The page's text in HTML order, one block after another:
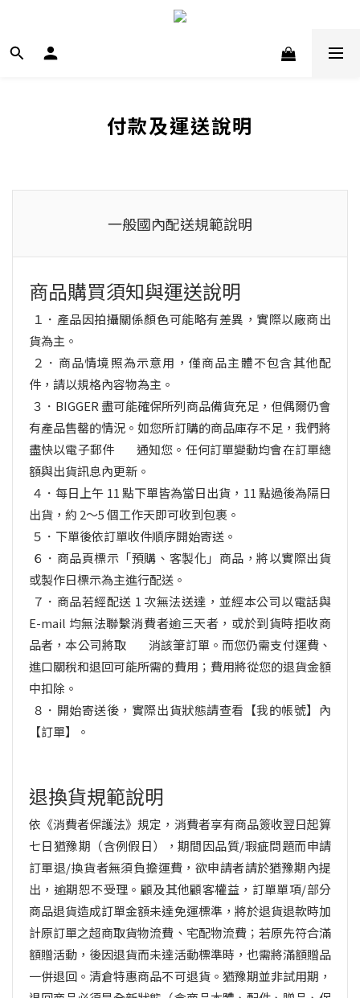
付款及運送說明
一般國內配送規範說明
商品購買須知與運送說明
１．產品因拍攝關係顏色可能略有差異， 實際以廠商出
貨為主 。
２．商品情境照為示意用，僅商品主體不包含其他配
件，請以規格內容物為主。
３．BIGGER 盡可能確保所列商品備貨充足，但偶爾仍會
有產品售罄的情況。如您所訂購的商品庫存不足，我們將
盡快以電子郵件 通知您。任何訂單變動均會在訂單總
額與出貨訊息內更新。
４．每日上午 11 點下單皆為當日出貨，11 點過後為隔日
出貨 ，約 2～5 個工作天即可收到包裹。
５．下單後依訂單收件順序開始寄送。
６．商品頁標示「預購、客製化」商品，將以實際出貨
或製作日標示為主進行配送。
７．商品若經配送 1 次無法送達，並經本公司以電話與
E-mail 均無法聯繫消費者逾三天者，或於到貨時拒收商
品者，本公司將取 消該筆訂單。而您仍需支付運費、
進口關稅和退回可能所需的費用；費用將從您的退貨金額
中扣除。
８．開始寄送後，實際出貨狀態請查看【我的帳號】內
【訂單】。
退換貨規範說明
依《消費者保護法》規定，消費者享有商品簽收翌日起算
七日猶豫期（含例假日）
，期間因品質/瑕疵問題而申請
訂單退/換貨者無須負擔運費，欲申請者請於猶豫期內提
出，逾期恕不受理。顧及其他顧客權益，訂單單項/部分
商品退貨造成訂單金額未達免運標準，將於退貨退款時加
計原訂單之超商取貨物流費、宅配物流費；若原先符合滿
額贈活動，後因退貨而未達活動標準時，也需將滿額贈品
一併退回。清倉特惠商品不可退貨。 猶豫期並非試用期，